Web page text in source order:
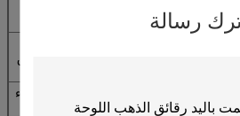
رسالة
أو تزيين غرفة الأسرة ، غرفة المعيشة ،
غرفة الأطفال ، المكتب ، إلخ.
صلب ، فيلم فقاعات مقاوم للماء وورق
شريط نقالة / إطار زخرفة ، فيلم فقاعة ماء
المموج معبأة بأمان.